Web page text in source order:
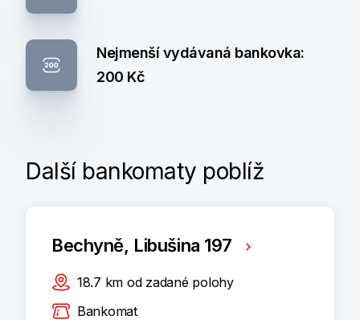
Nejmenší vydávaná bankovka:
200 Kč
Další bankomaty poblíž
Bechyně, Libušina 197
18.7 km od zadané polohy
Bankomat